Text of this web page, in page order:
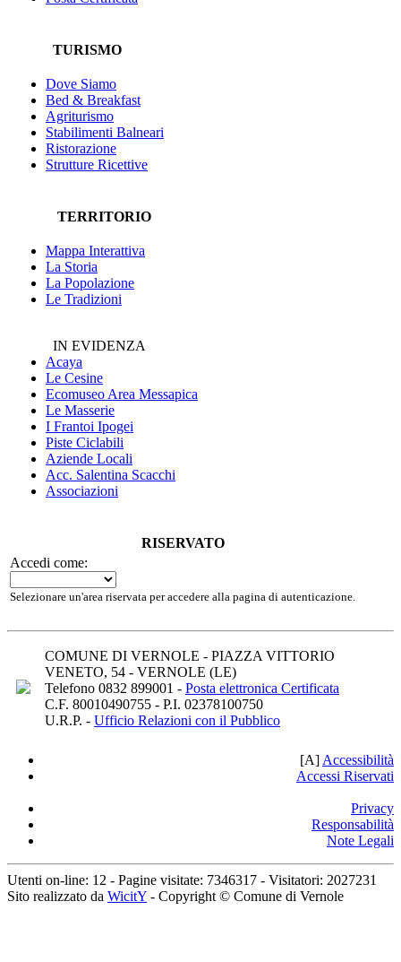
TURISMO
Dove Siamo
Bed & Breakfast
Agriturismo
Stabilimenti Balneari
Ristorazione
Strutture Ricettive
TERRITORIO
Mappa Interattiva
La Storia
La Popolazione
Le Tradizioni
IN EVIDENZA
Acaya
Le Cesine
Ecomuseo Area Messapica
Le Masserie
I Frantoi Ipogei
Piste Ciclabili
Aziende Locali
Acc. Salentina Scacchi
Associazioni
RISERVATO
Accedi come:
Selezionare un'area riservata per accedere alla pagina di autenticazione.
COMUNE DI VERNOLE - PIAZZA VITTORIO
VENETO, 54 - VERNOLE (LE)
Telefono 0832 899001 - Posta elettronica Certificata
C.F. 80010490755 - P.I. 02378100750
U.R.P. - Ufficio Relazioni con il Pubblico
[A] Accessibilità
Accessi Riservati
Privacy
Responsabilità
Note Legali
Utenti on-line: 12 - Pagine visitate: 7346317 - Visitatori: 2027231
Sito realizzato da WicitY - Copyright © Comune di Vernole